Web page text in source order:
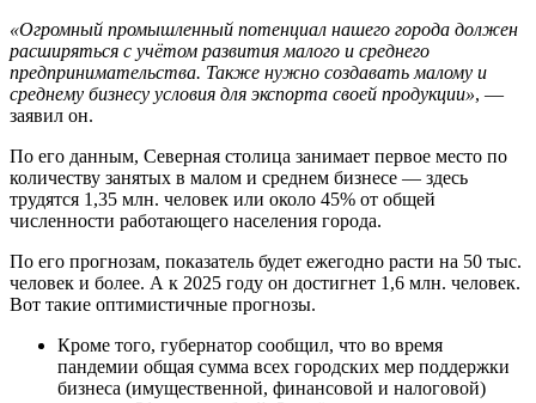
«Огромный промышленный потенциал нашего города должен
расширяться с учётом развития малого и среднего
предпринимательства. Также нужно создавать малому и
среднему бизнесу условия для экспорта своей продукции», —
заявил он.
По его данным, Северная столица занимает первое место по
количеству занятых в малом и среднем бизнесе — здесь
трудятся 1,35 млн. человек или около 45% от общей
численности работающего населения города.
По его прогнозам, показатель будет ежегодно расти на 50 тыс.
человек и более. А к 2025 году он достигнет 1,6 млн. человек.
Вот такие оптимистичные прогнозы.
Кроме того, губернатор сообщил, что во время
пандемии общая сумма всех городских мер поддержки
бизнеса (имущественной, финансовой и налоговой)